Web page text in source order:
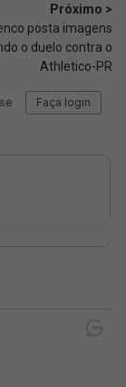
Próximo >
posta imagens
o duelo contra o
Athletico-PR